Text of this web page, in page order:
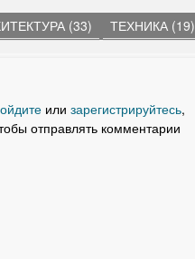
(33) ТЕХНИКА (19)
или зарегистрируйтесь,
отправлять комментарии